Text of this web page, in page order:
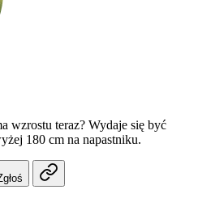
wzrostu teraz? Wydaje się być
180 cm na napastniku.